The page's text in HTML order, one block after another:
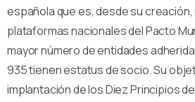
española que es, desde su creación,
plataformas nacionales del Pacto
mayor número de entidades
935 tienen estatus de socio. Su
implantación de los Diez Principios